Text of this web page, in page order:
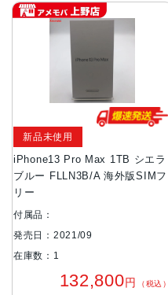
iPhone13 Pro Max 1TB シエラ
ブルー FLLN3B/A 海外版SIMフ
リー
新品未使用
付属品：
発売日：2021/09
在庫数：1
132,800円 （税込）